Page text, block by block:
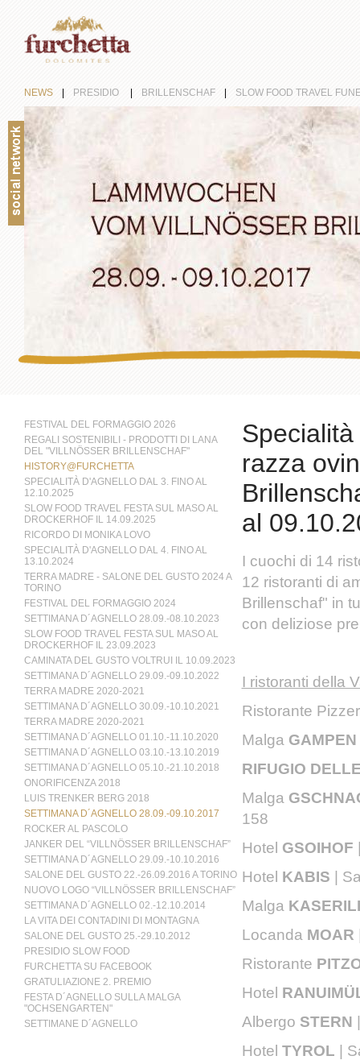
NEWS PRESIDIO BRILLENSCHAF SLOW FOOD TRAVEL
FESTIVAL DEL FORMAGGIO 2026
REGALI SOSTENIBILI - PRODOTTI DI LANA
DEL "VILLNÖSSER BRILLENSCHAF"
HISTORY@FURCHETTA
SPECIALITÀ D'AGNELLO DAL 3. FINO AL
12.10.2025
SLOW FOOD TRAVEL FESTA SUL MASO AL
DROCKERHOF IL 14.09.2025
RICORDO DI MONIKA LOVO
SPECIALITÀ D'AGNELLO DAL 4. FINO AL
13.10.2024
TERRA MADRE - SALONE DEL GUSTO 2024 A
TORINO
FESTIVAL DEL FORMAGGIO 2024
SETTIMANA D´AGNELLO 28.09.-08.10.2023
SLOW FOOD TRAVEL FESTA SUL MASO AL
DROCKERHOF IL 23.09.2023
CAMINATA DEL GUSTO VOLTRUI IL 10.09.2023
SETTIMANA D´AGNELLO 29.09.-09.10.2022
TERRA MADRE 2020-2021
SETTIMANA D´AGNELLO 30.09.-10.10.2021
TERRA MADRE 2020-2021
SETTIMANA D´AGNELLO 01.10.-11.10.2020
SETTIMANA D´AGNELLO 03.10.-13.10.2019
SETTIMANA D´AGNELLO 05.10.-21.10.2018
ONORIFICENZA 2018
LUIS TRENKER BERG 2018
SETTIMANA D´AGNELLO 28.09.-09.10.2017
ROCKER AL PASCOLO
JANKER DEL “VILLNÖSSER BRILLENSCHAF”
SETTIMANA D´AGNELLO 29.09.-10.10.2016
SALONE DEL GUSTO 22.-26.09.2016 A TORINO
NUOVO LOGO “VILLNÖSSER BRILLENSCHAF”
SETTIMANA D´AGNELLO 02.-12.10.2014
LA VITA DEI CONTADINI DI MONTAGNA
SALONE DEL GUSTO 25.-29.10.2012
PRESIDIO SLOW FOOD
FURCHETTA SU FACEBOOK
GRATULIAZIONE 2. PREMIO
FESTA D´AGNELLO SULLA MALGA
"OCHSENGARTEN"
SETTIMANE D´AGNELLO
razza
al
I cuochi di 14
12 ristoranti di
Brillenschaf" in
con deliziose
I ristoranti della
Ristorante
Malga GAMPEN
RIFUGIO
Malga
158
Hotel GSOIHOF
Hotel KABIS |
Malga
Locanda MOAR
Ristorante
Hotel
Albergo STERN
Hotel TYROL |